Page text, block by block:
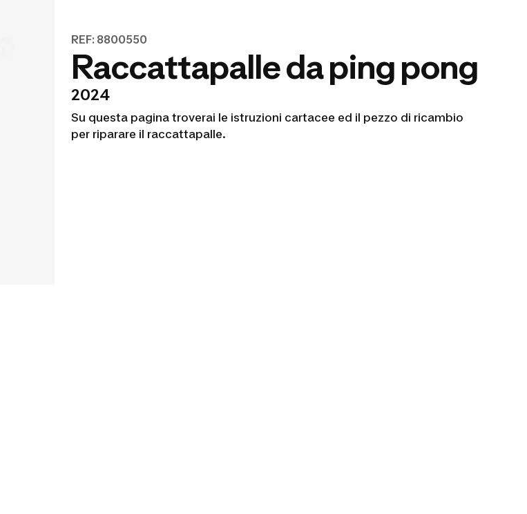
REF: 8800550
Raccattapalle da ping pong
2024
Su questa pagina troverai le istruzioni cartacee ed il pezzo di ricambio
per riparare il raccattapalle.